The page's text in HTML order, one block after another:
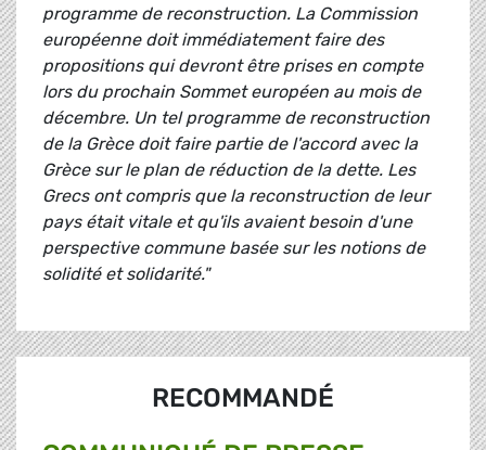
programme de reconstruction. La Commission
européenne doit immédiatement faire des
propositions qui devront être prises en compte
lors du prochain Sommet européen au mois de
décembre. Un tel programme de reconstruction
de la Grèce doit faire partie de l'accord avec la
Grèce sur le plan de réduction de la dette. Les
Grecs ont compris que la reconstruction de leur
pays était vitale et qu'ils avaient besoin d'une
perspective commune basée sur les notions de
solidité et solidarité."
RECOMMANDÉ